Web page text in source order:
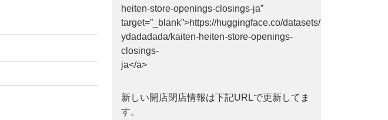
heiten-store-openings-closings-ja”
target=”_blank”>https://huggingface.co/datasets/
ydadadada/kaiten-heiten-store-openings-
closings-
ja</a>
新しい開店閉店情報は下記URLで更新してま
す。